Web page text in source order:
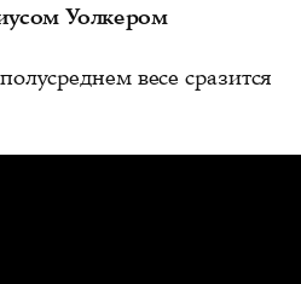
Уолкером
весе сразится